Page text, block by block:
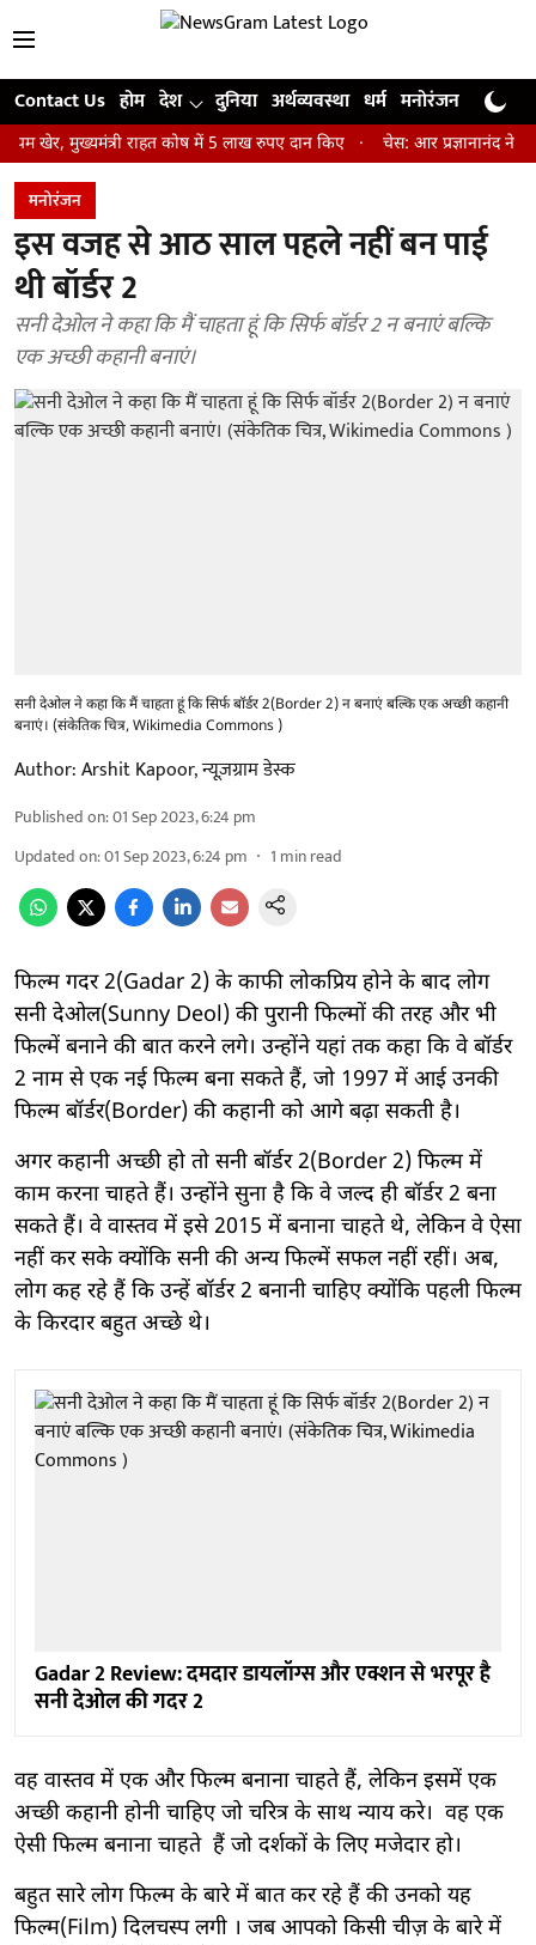
Contact Us होम देश दुनिया अर्थव्यवस्था धर्म मनोरंजन खेल
राहत कोष में 5 लाख रुपए दान किए चेस: आर प्रज्ञानानंद ने जीता सेंट
मनोरंजन
इस वजह से आठ साल पहले नहीं बन पाई
थी बॉर्डर 2
सनी देओल ने कहा कि मैं चाहता हूं कि सिर्फ बॉर्डर 2 न बनाएं बल्कि
एक अच्छी कहानी बनाएं।
सनी देओल ने कहा कि मैं चाहता हूं कि सिर्फ बॉर्डर 2(Border 2) न बनाएं बल्कि एक अच्छी कहानी
बनाएं। (संकेतिक चित्र, Wikimedia Commons )
Author:Arshit Kapoor,न्यूज़ग्राम डेस्क
Published on:01 Sep 2023, 6:24 pm
Updated on:01 Sep 2023, 6:24 pm 1 min read
फिल्म गदर 2(Gadar 2) के काफी लोकप्रिय होने के बाद लोग
सनी देओल(Sunny Deol) की पुरानी फिल्मों की तरह और भी
फिल्में बनाने की बात करने लगे। उन्होंने यहां तक ​​कहा कि वे बॉर्डर
2 नाम से एक नई फिल्म बना सकते हैं, जो 1997 में आई उनकी
फिल्म बॉर्डर(Border) की कहानी को आगे बढ़ा सकती है।
अगर कहानी अच्छी हो तो सनी बॉर्डर 2(Border 2) फिल्म में
काम करना चाहते हैं। उन्होंने सुना है कि वे जल्द ही बॉर्डर 2 बना
सकते हैं। वे वास्तव में इसे 2015 में बनाना चाहते थे, लेकिन वे ऐसा
नहीं कर सके क्योंकि सनी की अन्य फिल्में सफल नहीं रहीं। अब,
लोग कह रहे हैं कि उन्हें बॉर्डर 2 बनानी चाहिए क्योंकि पहली फिल्म
के किरदार बहुत अच्छे थे।
Gadar 2 Review: दमदार डायलॉग्स और एक्शन से भरपूर है
सनी देओल की गदर 2
वह वास्तव में एक और फिल्म बनाना चाहते हैं, लेकिन इसमें एक
अच्छी कहानी होनी चाहिए जो चरित्र के साथ न्याय करे। वह एक
ऐसी फिल्म बनाना चाहते हैं जो दर्शकों के लिए मजेदार हो।
बहुत सारे लोग फिल्म के बारे में बात कर रहे हैं की उनको यह
फिल्म(Film) दिलचस्प लगी । जब आपको किसी चीज़ के बारे में